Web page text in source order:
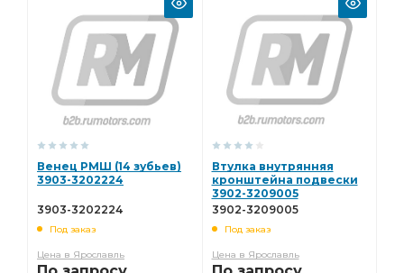
Венец РМШ (14 зубьев)
3903-3202224
3903-3202224
Под заказ
Цена в Ярославль
Втулка внутрянняя
кронштейна подвески
3902-3209005
3902-3209005
Под заказ
Цена в Ярославль